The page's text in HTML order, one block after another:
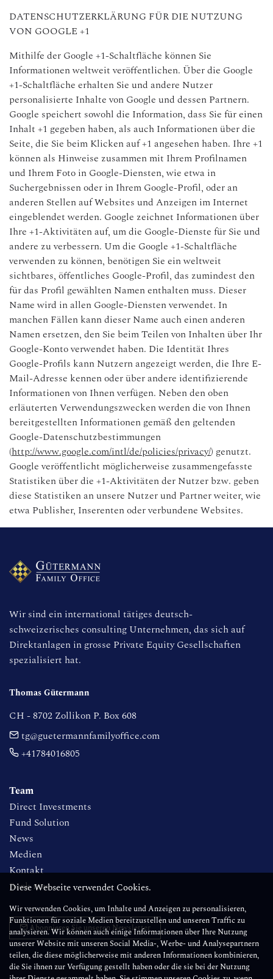
DATENSCHUTZERKLÄRUNG FÜR DIE NUTZUNG
VON GOOGLE +1
Mithilfe der Google +1-Schaltfläche können Sie
Informationen weltweit veröffentlichen. Über die Google
+1-Schaltfläche erhalten Sie und andere Nutzer
personalisierte Inhalte von Google und dessen Partnern.
Google speichert sowohl die Information, dass Sie für einen
Inhalt +1 gegeben haben, als auch Informationen über die
Seite, die Sie beim Klicken auf +1 angesehen haben. Ihre +1
können als Hinweise zusammen mit Ihrem Profilnamen
und Ihrem Foto in Google-Diensten, wie etwa in
Suchergebnissen oder in Ihrem Google-Profil, oder an
anderen Stellen auf Websites und Anzeigen im Internet
eingeblendet werden. Google zeichnet Informationen über
Ihre +1-Aktivitäten auf, um die Google-Dienste für Sie und
andere zu verbessern. Um die Google +1-Schaltfläche
verwenden zu können, benötigen Sie ein weltweit
sichtbares, öffentliches Google-Profil, das zumindest den
für das Profil gewählten Namen enthalten muss. Dieser
Name wird in allen Google-Diensten verwendet. In
manchen Fällen kann dieser Name auch einen anderen
Namen ersetzen, den Sie beim Teilen von Inhalten über Ihr
Google-Konto verwendet haben. Die Identität Ihres
Google-Profils kann Nutzern angezeigt werden, die Ihre E-
Mail-Adresse kennen oder über andere identifizierende
Informationen von Ihnen verfügen. Neben den oben
erläuterten Verwendungszwecken werden die von Ihnen
bereitgestellten Informationen gemäß den geltenden
Google-Datenschutzbestimmungen
(http://www.google.com/intl/de/policies/privacy/) genutzt.
Google veröffentlicht möglicherweise zusammengefasste
Statistiken über die +1-Aktivitäten der Nutzer bzw. geben
diese Statistiken an unsere Nutzer und Partner weiter, wie
etwa Publisher, Inserenten oder verbundene Websites.
Wir sind ein international tätiges deutsch-
schweizerisches consulting Unternehmen, das sich auf
Direktanlagen in grosse Private Equity Gesellschaften
spezialisiert hat.
Thomas Gütermann
CH - 8702 Zollikon P. Box 608
tg@guetermannfamilyoffice.com
+41784016805
Team
Direct Investments
Fund Solution
News
Medien
Kontakt
Book now
Abonnieren Sie unseren Newsletter
Diese Webseite verwendet Cookies.
Wir verwenden Cookies, um Inhalte und Anzeigen zu personalisieren,
Funktionen für soziale Medien bereitzustellen und unseren Traffic zu
analysieren. Wir können auch einige Informationen über Ihre Nutzung
unserer Website mit unseren Social Media-, Werbe- und Analysepartnern
teilen, die diese möglicherweise mit anderen Informationen kombinieren,
die Sie ihnen zur Verfügung gestellt haben oder die sie bei der Nutzung